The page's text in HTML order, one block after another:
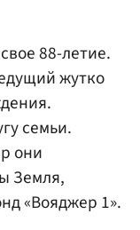
88-летие.
жутко
семьи.
они
Земля,
«Вояджер 1».